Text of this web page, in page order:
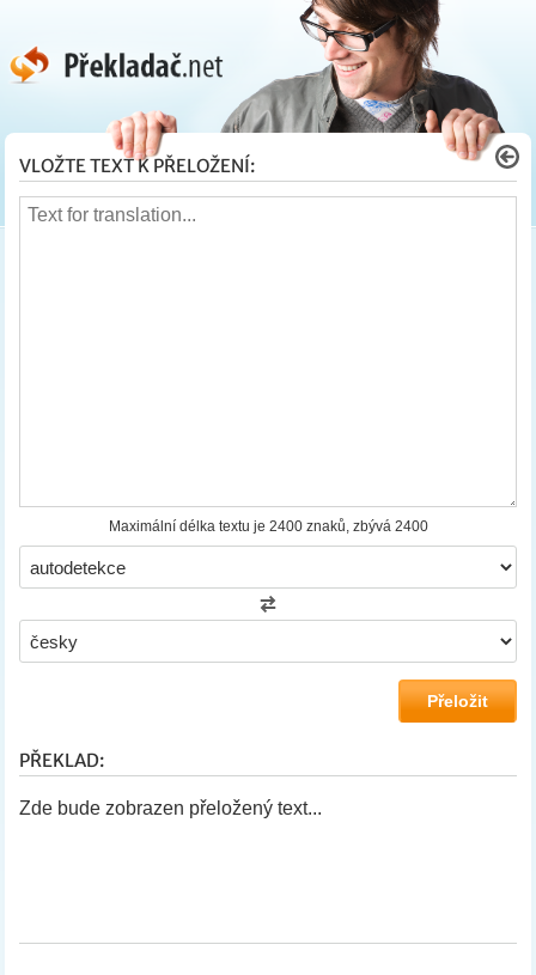
VLOŽTE TEXT K PŘELOŽENÍ:
Maximální délka textu je 2400znaků, zbývá 2400
PŘEKLAD:
Zde bude zobrazen přeložený text...